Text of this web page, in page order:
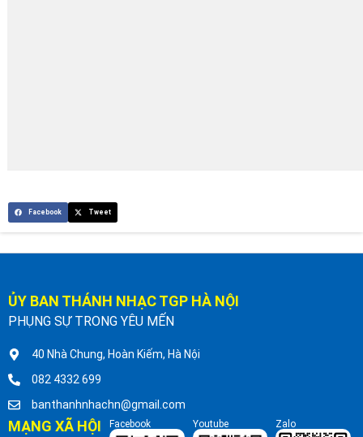
Facebook Tweet
ỦY BAN THÁNH NHẠC TGP HÀ NỘI
PHỤNG SỰ TRONG YÊU MẾN
40 Nhà Chung, Hoàn Kiếm, Hà Nội
082 4332 699
banthanhnhachn@gmail.com
MẠNG XÃ HỘI Facebook Youtube Zalo